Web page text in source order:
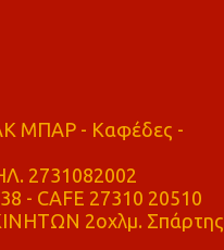
ΜΠΑΡ - Καφέδες -
2731082002
- CAFE 27310 20510
2οχλμ. Σπάρτης